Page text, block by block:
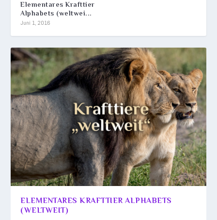
Elementares Krafttier
Alphabets (weltwei...
Juni 1, 2016
ELEMENTARES KRAFTTIER ALPHABETS
(WELTWEIT)